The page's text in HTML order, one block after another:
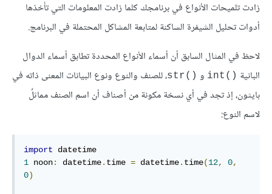
زادت تلميحات الأنواع في برنامجك كلما زادت المعلومات التي تأخذها
أدوات تحليل الشيفرة الساكنة لمتابعة المشاكل المحتملة في البرنامج.
لاحظ في المثال السابق أن أسماء الأنواع المحددة تطابق أسماء الدوال
البانية int()‎ و str()‎، للصنف والنوع ونوع البيانات المعنى ذاته في
بايثون، إذ تجد في أي نسخة مكونة من أصناف أن اسم الصنف مماثلٌ
لاسم النوع:
import
1 noon: datetime. time = datetime. time(12, 0,
0)